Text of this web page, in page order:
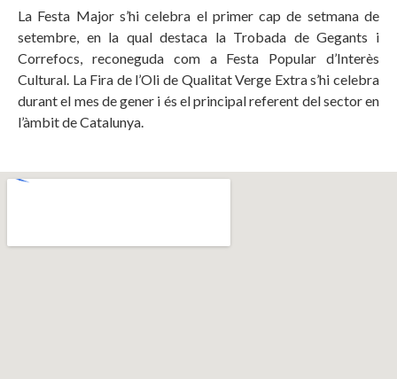
La Festa Major s’hi celebra el primer cap de setmana de
setembre, en la qual destaca la Trobada de Gegants i
Correfocs, reconeguda com a Festa Popular d’Interès
Cultural. La Fira de l’Oli de Qualitat Verge Extra s’hi celebra
durant el mes de gener i és el principal referent del sector en
l’àmbit de Catalunya.